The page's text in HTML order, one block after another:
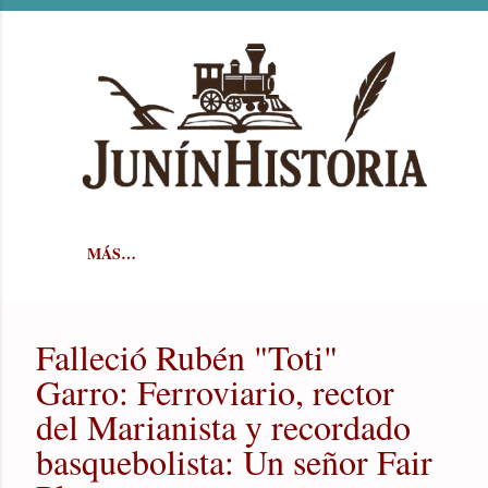
MÁS…
Falleció Rubén "Toti"
Garro: Ferroviario, rector
del Marianista y recordado
basquebolista: Un señor Fair